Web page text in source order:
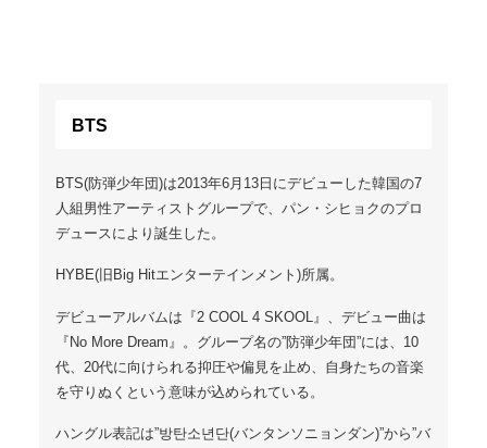
BTS
BTS(防弾少年団)は2013年6月13日にデビューした韓国の7
人組男性アーティストグループで、パン・シヒョクのプロ
デュースにより誕生した。
HYBE(旧Big Hitエンターテインメント)所属。
デビューアルバムは『2 COOL 4 SKOOL』、デビュー曲は
『No More Dream』。グループ名の”防弾少年団”には、10
代、20代に向けられる抑圧や偏見を止め、自身たちの音楽
を守りぬくという意味が込められている。
ハングル表記は”방탄소년단(バンタンソニョンダン)”から”バ